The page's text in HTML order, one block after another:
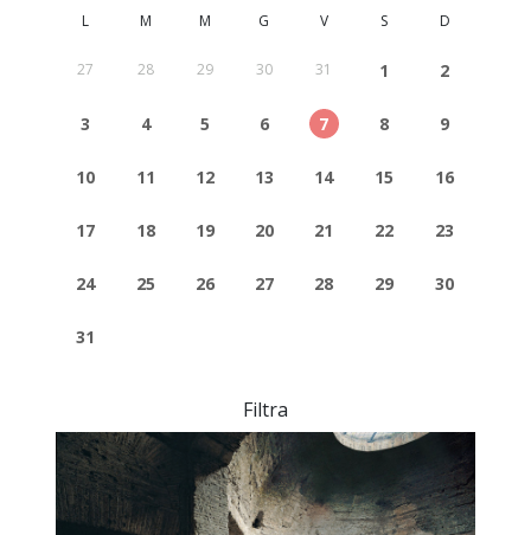
L M M G V S D
27 28 29 30 31 1 2
3 4 5 6 7 8 9
10 11 12 13 14 15 16
17 18 19 20 21 22 23
24 25 26 27 28 29 30
31
Filtra